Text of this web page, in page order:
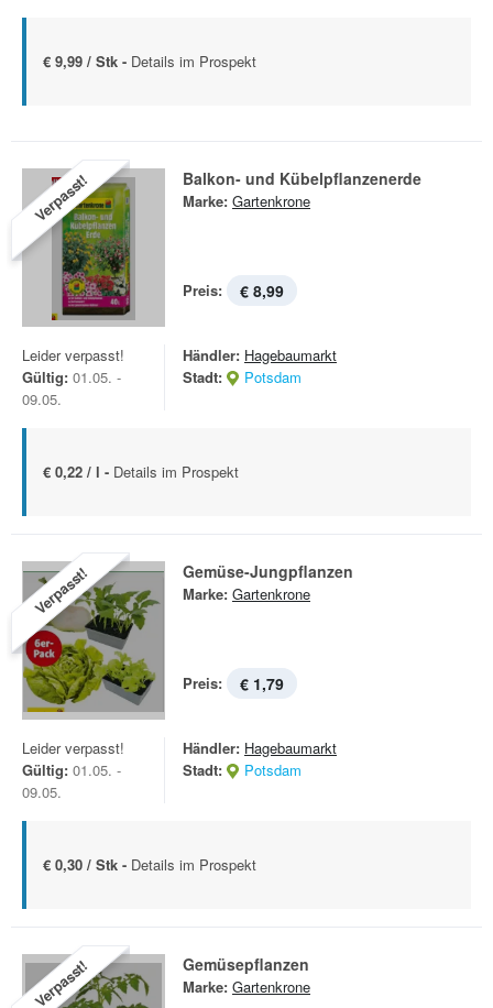
€ 9,99 / Stk - Details im Prospekt
Verpasst! Balkon- und Kübelpflanzenerde
Marke: Gartenkrone
Preis: € 8,99
Leider verpasst!
Gültig: 01.05. -
09.05.
Händler: Hagebaumarkt
Stadt:
Potsdam
€ 0,22 / l - Details im Prospekt
Verpasst! Gemüse-Jungpflanzen
Marke: Gartenkrone
Preis: € 1,79
Leider verpasst!
Gültig: 01.05. -
09.05.
Händler: Hagebaumarkt
Stadt:
Potsdam
€ 0,30 / Stk - Details im Prospekt
Verpasst! Gemüsepflanzen
Marke: Gartenkrone